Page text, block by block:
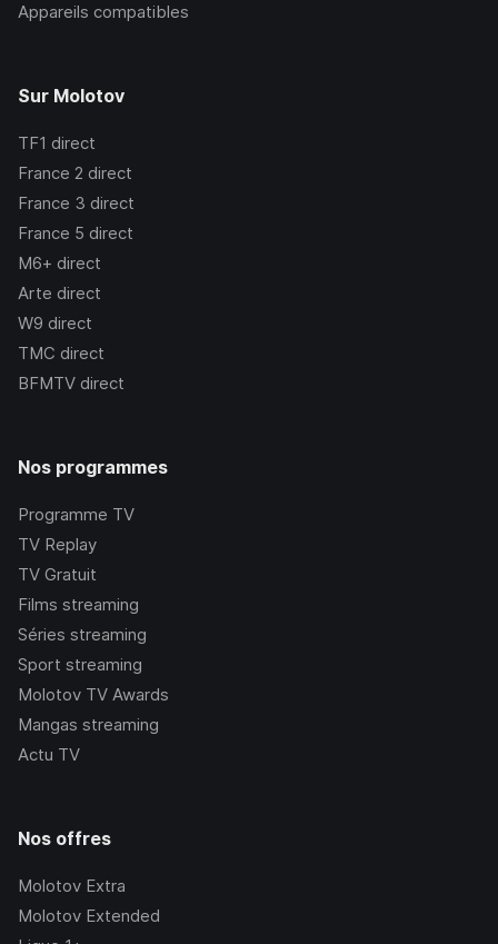
Appareils compatibles
Sur Molotov
TF1 direct
France 2 direct
France 3 direct
France 5 direct
M6+ direct
Arte direct
W9 direct
TMC direct
BFMTV direct
Nos programmes
Programme TV
TV Replay
TV Gratuit
Films streaming
Séries streaming
Sport streaming
Molotov TV Awards
Mangas streaming
Actu TV
Nos offres
Molotov Extra
Molotov Extended